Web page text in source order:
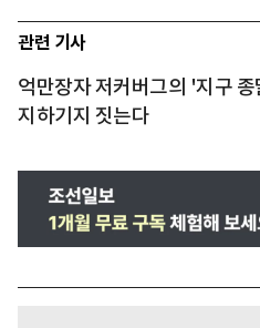
관련 기사
억만장자 저커버그의 '지구
지하기지 짓는다